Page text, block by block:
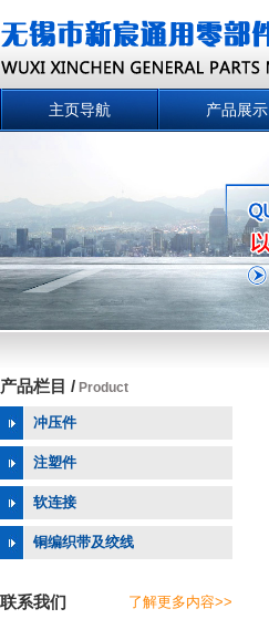
主页导航 产品展示
产品栏目 / Product
冲压件
注塑件
软连接
铜编织带及绞线
联系我们
了解更多内容>>